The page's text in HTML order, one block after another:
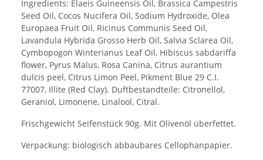
Ingredients: Elaeis Guineensis Oil, Brassica Campestris
Seed Oil, Cocos Nucifera Oil, Sodium Hydroxide, Olea
Europaea Fruit Oil, Ricinus Communis Seed Oil,
Lavandula Hybrida Grosso Herb Oil, Salvia Sclarea Oil,
Cymbopogon Winterianus Leaf Oil, Hibiscus sabdariffa
flower, Pyrus Malus, Rosa Canina, Citrus aurantium
dulcis peel, Citrus Limon Peel, Pikment Blue 29 C.I.
77007, Illite (Red Clay). Duftbestandteile: Citronellol,
Geraniol, Limonene, Linalool, Citral.
Frischgewicht Seifenstück 90g. Mit Olivenöl überfettet.
Verpackung: biologisch abbaubares Cellophanpapier.